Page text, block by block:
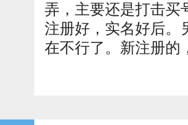
弄，主要还是打击买
注册好，实名好后。
在不行了。新注册的